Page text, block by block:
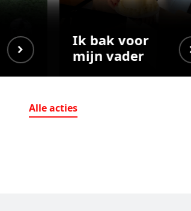
Ik bak voor
mijn vader
Alleacties